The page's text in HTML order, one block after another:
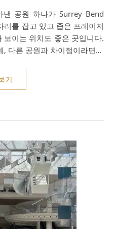
리를 잡고 있고 좁은 프레이져
이는 위치도 좋은 곳입니다.
, 다른 공원과 차이점이라면…
기